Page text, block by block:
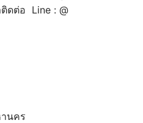
ดต่อ Line : @
นคร